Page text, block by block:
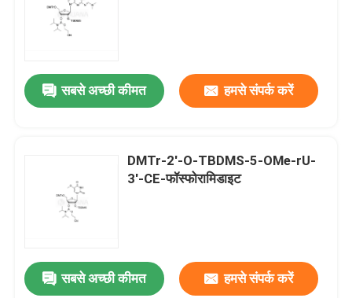
वीडियो
सबसे अच्छी कीमत हमसे संपर्क करें
DMTr-2'-O-TBDMS-5-OMe-rU-
3'-CE-फॉस्फोरामिडाइट
सबसे अच्छी कीमत हमसे संपर्क करें